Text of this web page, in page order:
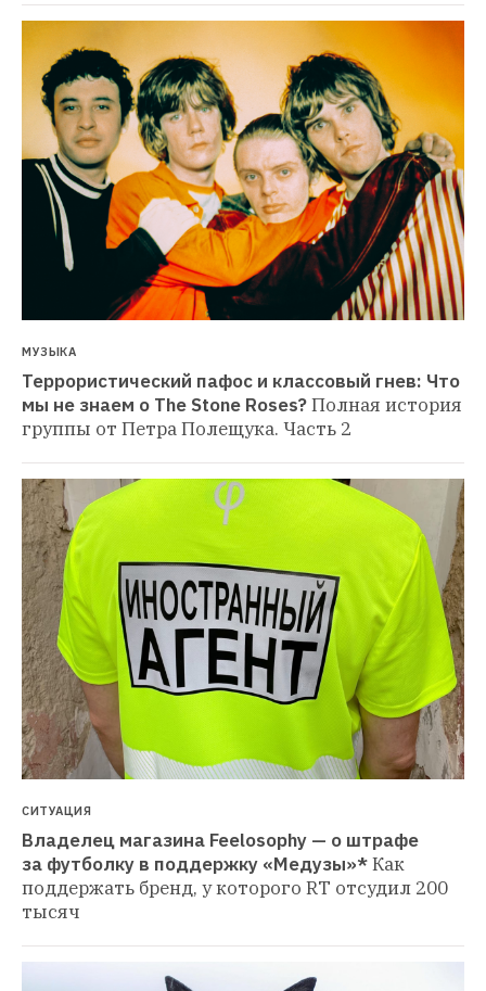
МУЗЫКА
Террористический пафос и классовый гнев: Что
мы не знаем о The Stone Roses?Полная история
группы от Петра Полещука. Часть 2
СИТУАЦИЯ
Владелец магазина Feelosophy — о штрафе
за футболку в поддержку «Медузы»*Как
поддержать бренд, у которого RT отсудил 200
тысяч